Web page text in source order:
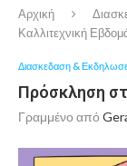
Αρχική
Καλλιτεχνική
Διασκεδαση &
Πρόσκληση
Γραμμένο από